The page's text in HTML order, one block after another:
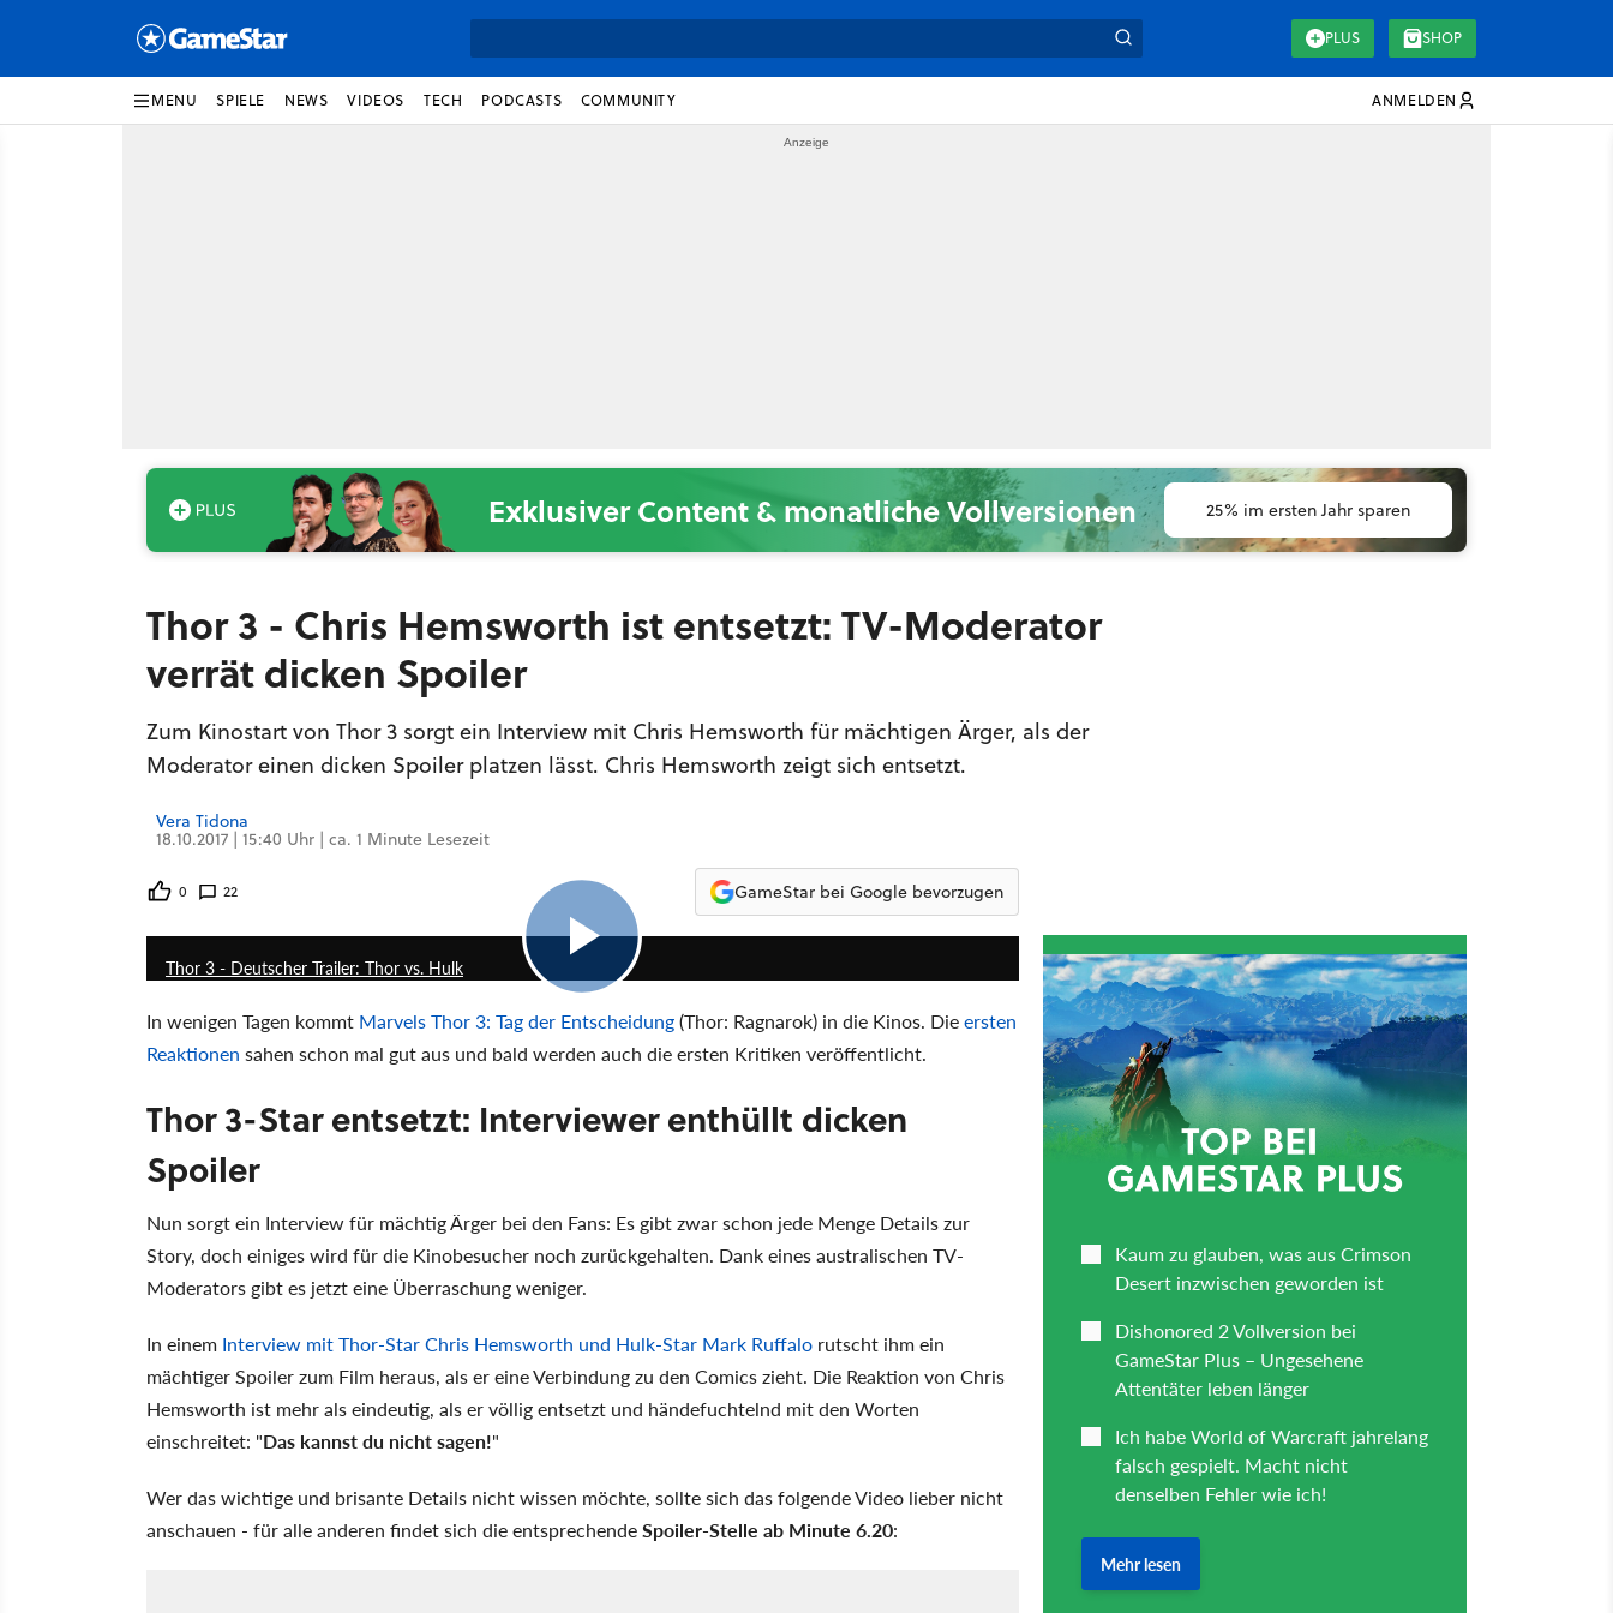
PLUS SHOP
MENU SPIELE NEWS VIDEOS TECH PODCASTS COMMUNITY ANMELDEN
Exklusiver Content & monatliche Vollversionen 25% im ersten Jahr sparen
Thor 3 - Chris Hemsworth ist entsetzt: TV-Moderator
verrät dicken Spoiler
Zum Kinostart von Thor 3 sorgt ein Interview mit Chris Hemsworth für mächtigen Ärger, als der
Moderator einen dicken Spoiler platzen lässt. Chris Hemsworth zeigt sich entsetzt.
Vera Tidona
18.10.2017 | 15:40 Uhr | ca. 1 Minute Lesezeit
0 22 GameStar bei Google bevorzugen
1:48
Thor 3 - Deutscher Trailer: Thor vs. Hulk
In wenigen Tagen kommt Marvels Thor 3: Tag der Entscheidung(Thor: Ragnarok) in die Kinos. Dieersten
Reaktionen sahen schon mal gut aus und bald werden auch die ersten Kritiken veröffentlicht.
Thor 3-Star entsetzt: Interviewer enthüllt dicken
Spoiler
Nun sorgt ein Interview für mächtig Ärger bei den Fans: Es gibt zwar schon jede Menge Details zur
Story, doch einiges wird für die Kinobesucher noch zurückgehalten. Dank eines australischen TV-
Moderators gibt es jetzt eine Überraschung weniger.
In einem Interview mit Thor-Star Chris Hemsworth und Hulk-Star Mark Ruffalo rutscht ihm ein
mächtiger Spoiler zum Film heraus, als er eine Verbindung zu den Comics zieht. Die Reaktion von Chris
Hemsworth ist mehr als eindeutig, als er völlig entsetzt und händefuchtelnd mit den Worten
einschreitet: "Das kannst du nicht sagen!"
Wer das wichtige und brisante Details nicht wissen möchte, sollte sich das folgende Video lieber nicht
anschauen - für alle anderen findet sich die entsprechendeSpoiler-Stelle ab Minute 6.20: